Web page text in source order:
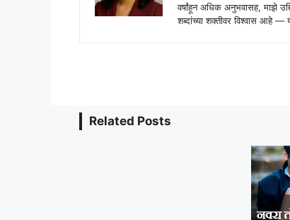
वर्षांहून अधिक अनुभवासह, माझे
शब्दांच्या शक्तीवर विश्वास आहे
Related Posts